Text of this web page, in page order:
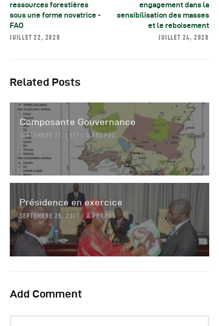
ressources forestières
sous une forme novatrice -
FAO
JUILLET 22, 2020
engagement dans la
sensibilisation des masses
et le reboisement
JUILLET 24, 2020
Related Posts
Composante Gouvernance
SEPTEMBRE 27, 2017 À PROPOS
Présidence en exercice
SEPTEMBRE 25, 2017 À PROPOS
Add Comment